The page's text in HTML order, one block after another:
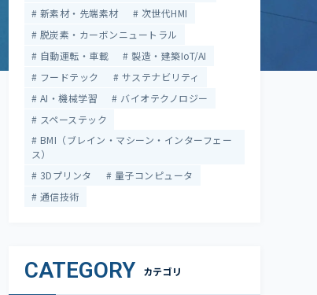
新素材・先端素材
次世代HMI
脱炭素・カーボンニュートラル
自動運転・車載
製造・建築IoT/AI
フードテック
サステナビリティ
AI・機械学習
バイオテクノロジー
スペーステック
BMI（ブレイン・マシーン・インターフェー
ス）
3Dプリンタ
量子コンピュータ
通信技術
CATEGORY カテゴリ